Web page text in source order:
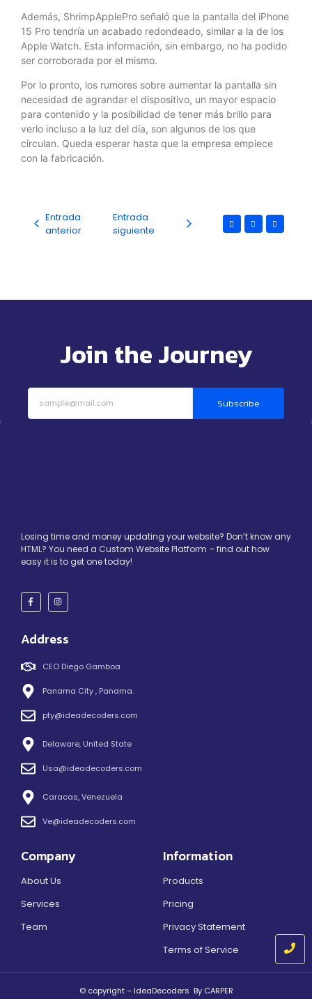
Además, ShrimpApplePro señaló que la pantalla del iPhone
15 Pro tendría un acabado redondeado, similar a la de los
Apple Watch. Esta información, sin embargo, no ha podido
ser corroborada por el mismo.
Por lo pronto, los rumores sobre aumentar la pantalla sin
necesidad de agrandar el dispositivo, un mayor espacio
para contenido y la posibilidad de tener más brillo para
verlo incluso a la luz del día, son algunos de los que
circulan. Queda esperar hasta que la empresa empiece
con la fabricación.
Entrada
anterior
Entrada
siguiente
Join the Journey
Subscribe
Losing time and money updating your website? Don’t know any
HTML? You need a Custom Website Platform – find out how
easy it is to get one today!
Address
CEO Diego Gamboa
Panama City , Panama.
pty@ideadecoders.com
Delaware, United State
Usa@ideadecoders.com
Caracas, Venezuela
Ve@ideadecoders.com
Company
About Us
Services
Team
Information
Products
Pricing
Privacy Statement
Terms of Service
© copyright – IdeaDecoders By CARPER